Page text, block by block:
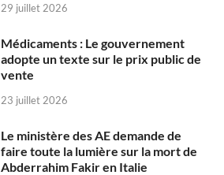
29 juillet 2026
Médicaments : Le gouvernement
adopte un texte sur le prix public de
vente
23 juillet 2026
Le ministère des AE demande de
faire toute la lumière sur la mort de
Abderrahim Fakir en Italie